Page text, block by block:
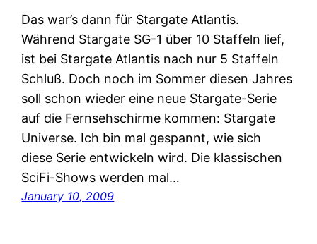
Das war’s dann für Stargate Atlantis.
Während Stargate SG-1 über 10 Staffeln lief,
ist bei Stargate Atlantis nach nur 5 Staffeln
Schluß. Doch noch im Sommer diesen Jahres
soll schon wieder eine neue Stargate-Serie
auf die Fernsehschirme kommen: Stargate
Universe. Ich bin mal gespannt, wie sich
diese Serie entwickeln wird. Die klassischen
SciFi-Shows werden mal…
January 10, 2009